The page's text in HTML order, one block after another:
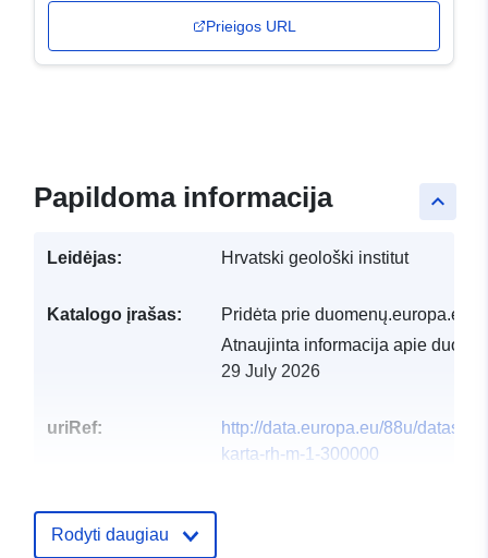
Prieigos URL
keyboard_arrow_up
Papildoma informacija
Leidėjas: Hrvatski geološki institut
Katalogo įrašas: Pridėta prie duomenų.europa.eu:
Atnaujinta informacija apie
29 July 2026
uriRef:
http://data.europa.eu/88u/dataset/
karta-rh-m-1-300000
Rodyti daugiau